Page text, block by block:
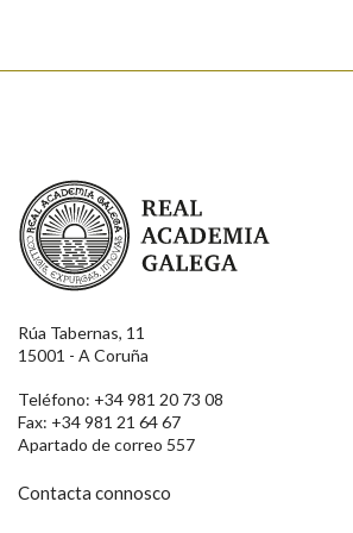
Real Academia Galega
Rúa Tabernas, 11
15001 - A Coruña
Teléfono: +34 981 20 73 08
Fax: +34 981 21 64 67
Apartado de correo 557
Contacta connosco